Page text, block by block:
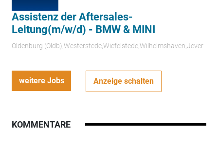
Assistenz der Aftersales-
Leitung(m/w/d) - BMW & MINI
Oldenburg (Oldb);Westerstede;Wiefelstede;Wilhelmshaven;Jever
weitere Jobs Anzeige schalten
KOMMENTARE